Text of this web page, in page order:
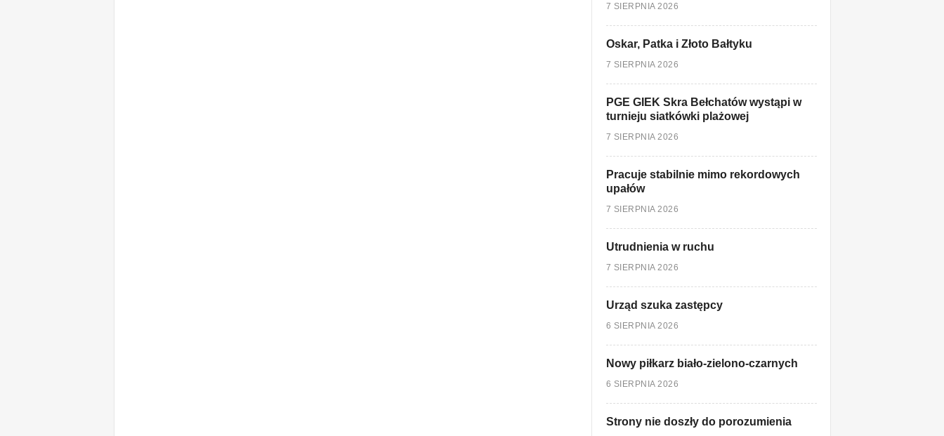
7 SIERPNIA 2026
Oskar, Patka i Złoto Bałtyku
7 SIERPNIA 2026
PGE GIEK Skra Bełchatów wystąpi w
turnieju siatkówki plażowej
7 SIERPNIA 2026
Pracuje stabilnie mimo rekordowych
upałów
7 SIERPNIA 2026
Utrudnienia w ruchu
7 SIERPNIA 2026
Urząd szuka zastępcy
6 SIERPNIA 2026
Nowy piłkarz biało-zielono-czarnych
6 SIERPNIA 2026
Strony nie doszły do porozumienia